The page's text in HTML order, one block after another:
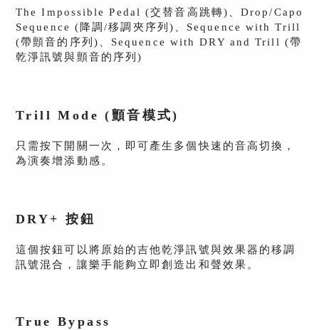
The Impossible Pedal (交替音高跳轉)、Drop/Capo
Sequence (降調/移調夾序列)、Sequence with Trill
(帶顫音的序列)、Sequence with DRY and Trill (帶
乾淨訊號與顫音的序列)
Trill Mode (顫音模式)
只需按下開關一次，即可產生多個快速的音高切換，
為演奏增添動感。
DRY+ 按鈕
這個按鈕可以將原始的吉他乾淨訊號與效果器的移調
訊號混合，讓樂手能夠立即創造出和聲效果。
True Bypass